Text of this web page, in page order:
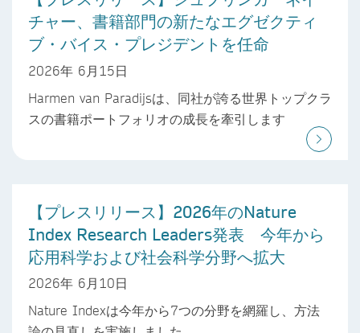
チャー、書籍部門の新たなエグゼクティ
ブ・バイス・プレジデントを任命
2026年 6月15日
Harmen van Paradijsは、同社が誇る世界トップクラ
スの書籍ポートフォリオの成長を牽引します
【プレスリリース】2026年のNature
Index Research Leaders発表 今年から
応用科学および社会科学分野へ拡大
2026年 6月10日
Nature Indexは今年から7つの分野を網羅し、方法